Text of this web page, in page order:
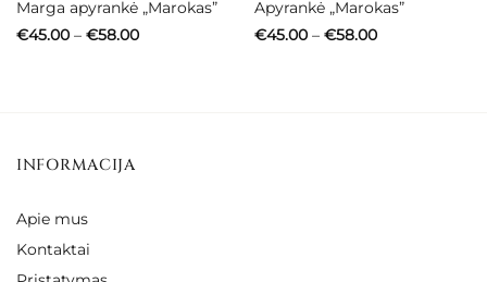
Marga apyrankė „Marokas”
€45.00 – €58.00Price
Apyrankė „Marokas”
€45.00 – €58.00Price
INFORMACIJA
Apie mus
Kontaktai